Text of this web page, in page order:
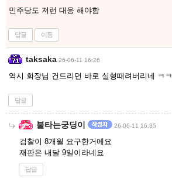
민주당도 저런 대응 해야함
답글 이동
taksaka 26-06-11 16:26
역시 회장님 건드리면 바로 실형때려버리네 ㅋㅋ
답글
불타는궁딩이 26-06-11 16:35
검찰이 8개월 요구한거에요
재판은 내달 9일이라네요
답글